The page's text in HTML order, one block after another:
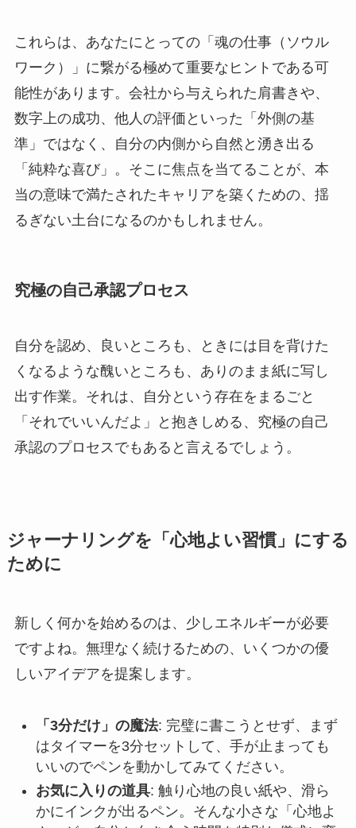
これらは、あなたにとっての「魂の仕事（ソウル
ワーク）」に繋がる極めて重要なヒントである可
能性があります。会社から与えられた肩書きや、
数字上の成功、他人の評価といった「外側の基
準」ではなく、自分の内側から自然と湧き出る
「純粋な喜び」。そこに焦点を当てることが、本
当の意味で満たされたキャリアを築くための、揺
るぎない土台になるのかもしれません。
究極の自己承認プロセス
自分を認め、良いところも、ときには目を背けた
くなるような醜いところも、ありのまま紙に写し
出す作業。それは、自分という存在をまるごと
「それでいいんだよ」と抱きしめる、究極の自己
承認のプロセスでもあると言えるでしょう。
ジャーナリングを「心地よい習慣」にする
ために
新しく何かを始めるのは、少しエネルギーが必要
ですよね。無理なく続けるための、いくつかの優
しいアイデアを提案します。
「3分だけ」の魔法: 完璧に書こうとせず、まず
はタイマーを3分セットして、手が止まっても
いいのでペンを動かしてみてください。
お気に入りの道具: 触り心地の良い紙や、滑ら
かにインクが出るペン。そんな小さな「心地よ